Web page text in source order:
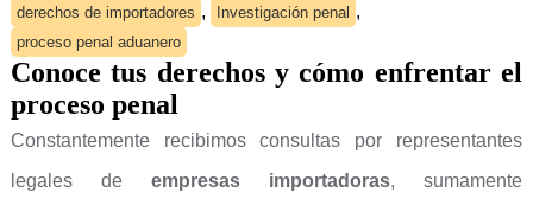
derechos de importadores , Investigación penal ,
proceso penal aduanero
Conoce tus derechos y cómo enfrentar el
proceso penal
Constantemente recibimos consultas por representantes
legales de empresas importadoras, sumamente